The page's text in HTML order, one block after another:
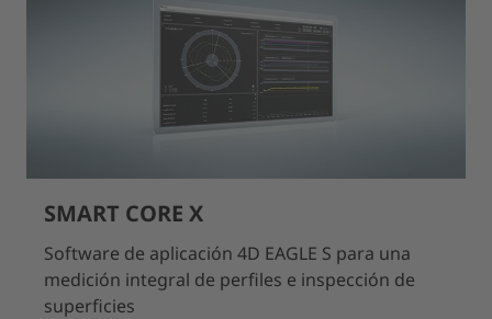
SMART CORE X
Software de aplicación 4D EAGLE S para una
medición integral de perfiles e inspección de
superficies